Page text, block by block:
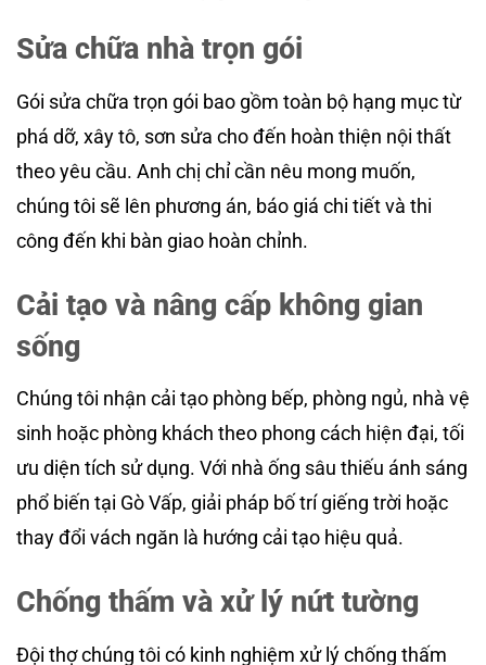
Sửa chữa nhà trọn gói
Gói sửa chữa trọn gói bao gồm toàn bộ hạng mục từ
phá dỡ, xây tô, sơn sửa cho đến hoàn thiện nội thất
theo yêu cầu. Anh chị chỉ cần nêu mong muốn,
chúng tôi sẽ lên phương án, báo giá chi tiết và thi
công đến khi bàn giao hoàn chỉnh.
Cải tạo và nâng cấp không gian
sống
Chúng tôi nhận cải tạo phòng bếp, phòng ngủ, nhà vệ
sinh hoặc phòng khách theo phong cách hiện đại, tối
ưu diện tích sử dụng. Với nhà ống sâu thiếu ánh sáng
phổ biến tại Gò Vấp, giải pháp bố trí giếng trời hoặc
thay đổi vách ngăn là hướng cải tạo hiệu quả.
Chống thấm và xử lý nứt tường
Đội thợ chúng tôi có kinh nghiệm xử lý chống thấm